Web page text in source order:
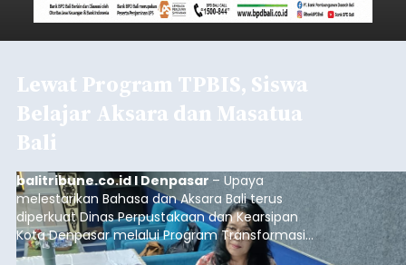
Lewat Program TPBIS, Siswa
Belajar Aksara dan Masatua
Bali
balitribune.co.id I Denpasar – Upaya
melestarikan Bahasa dan Aksara Bali terus
diperkuat Dinas Perpustakaan dan Kearsipan
Kota Denpasar melalui Program Transformasi
Perpustakaan Berbasis Inklusi Sosial (TPBIS).